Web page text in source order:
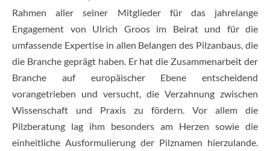
Rahmen aller seiner Mitglieder für das jahrelange
Engagement von Ulrich Groos im Beirat und für die
umfassende Expertise in allen Belangen des Pilzanbaus, die
die Branche geprägt haben. Er hat die Zusammenarbeit der
Branche auf europäischer Ebene entscheidend
vorangetrieben und versucht, die Verzahnung zwischen
Wissenschaft und Praxis zu fördern. Vor allem die
Pilzberatung lag ihm besonders am Herzen sowie die
einheitliche Ausformulierung der Pilznamen hierzulande.